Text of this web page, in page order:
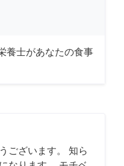
士があなたの食事
ございます。 知ら